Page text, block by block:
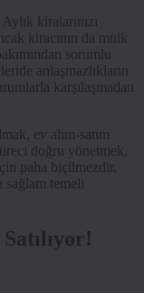
kiralarınızı
kiracının da mülk
sorumlu
anlaşmazlıkların
karşılaşmadan
ev alım-satım
doğru yönetmek,
paha biçilmezdir.
sağlam temeli